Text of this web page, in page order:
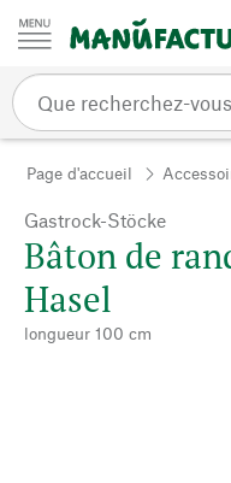
Passer au contenu
Page d'accueil
Gastrock-Stöcke
Bâton de
Hasel
longueur 100 cm